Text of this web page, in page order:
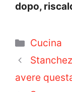
dopo,
Categorie
Cucina
avere